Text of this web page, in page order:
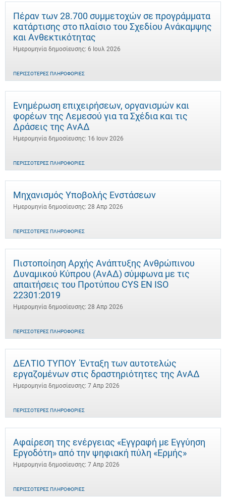
Πέραν των 28.700 συμμετοχών σε προγράμματα
κατάρτισης στο πλαίσιο του Σχεδίου Ανάκαμψης
και Ανθεκτικότητας
Ημερομηνία δημοσίευσης: 6 Ιουλ 2026
ΠΕΡΙΣΣΌΤΕΡΕΣ ΠΛΗΡΟΦΟΡΊΕΣ
Ενημέρωση επιχειρήσεων, οργανισμών και
φορέων της Λεμεσού για τα Σχέδια και τις
Δράσεις της ΑνΑΔ
Ημερομηνία δημοσίευσης: 16 Ιουν 2026
ΠΕΡΙΣΣΌΤΕΡΕΣ ΠΛΗΡΟΦΟΡΊΕΣ
Μηχανισμός Υποβολής Ενστάσεων
Ημερομηνία δημοσίευσης: 28 Απρ 2026
ΠΕΡΙΣΣΌΤΕΡΕΣ ΠΛΗΡΟΦΟΡΊΕΣ
Πιστοποίηση Αρχής Ανάπτυξης Ανθρώπινου
Δυναμικού Κύπρου (ΑνΑΔ) σύμφωνα με τις
απαιτήσεις του Προτύπου CYS EN ISO
22301:2019
Ημερομηνία δημοσίευσης: 28 Απρ 2026
ΠΕΡΙΣΣΌΤΕΡΕΣ ΠΛΗΡΟΦΟΡΊΕΣ
ΔΕΛΤΙΟ ΤΥΠΟΥ Ένταξη των αυτοτελώς
εργαζομένων στις δραστηριότητες της ΑνΑΔ
Ημερομηνία δημοσίευσης: 7 Απρ 2026
ΠΕΡΙΣΣΌΤΕΡΕΣ ΠΛΗΡΟΦΟΡΊΕΣ
Αφαίρεση της ενέργειας «Εγγραφή με Εγγύηση
Εργοδότη» από την ψηφιακή πύλη «Ερμής»
Ημερομηνία δημοσίευσης: 7 Απρ 2026
ΠΕΡΙΣΣΌΤΕΡΕΣ ΠΛΗΡΟΦΟΡΊΕΣ